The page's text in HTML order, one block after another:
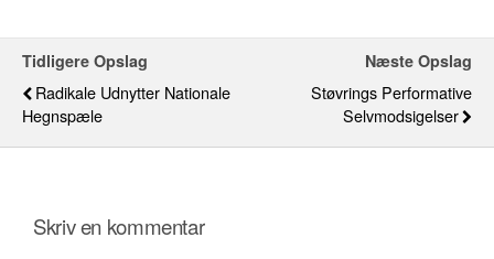
Tidligere Opslag
Radikale Udnytter Nationale
Hegnspæle
Næste Opslag
Støvrings Performative
Selvmodsigelser
Skriv en kommentar